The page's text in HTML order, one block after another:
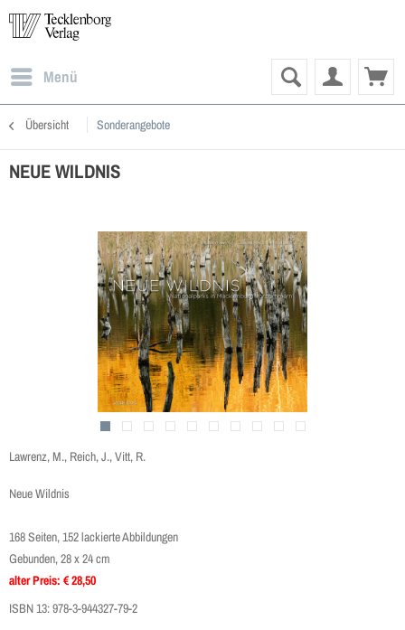
Menü
Übersicht Sonderangebote
NEUE WILDNIS
Lawrenz, M., Reich, J., Vitt, R.
Neue Wildnis
168 Seiten, 152 lackierte Abbildungen
Gebunden, 28 x 24 cm
alter Preis: € 28,50
ISBN 13:978-3-944327-79-2